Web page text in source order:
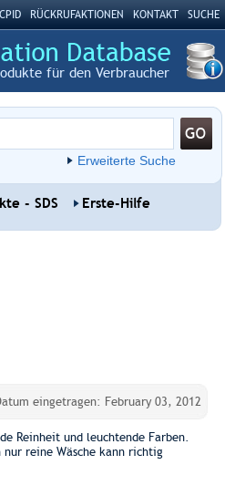
RÜCKRUFAKTIONEN KONTAKT SUCHE
für den Verbraucher
Erweiterte Suche
- SDS Erste-Hilfe
eingetragen: February 03, 2012
Reinheit und leuchtende Farben.
reine Wäsche kann richtig